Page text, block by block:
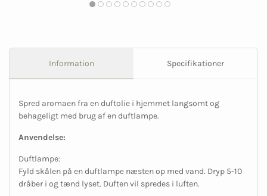
Information Specifikationer
Spred aromaen fra en duftolie i hjemmet langsomt og
behageligt med brug af en duftlampe.
Anvendelse:
Duftlampe:
Fyld skålen på en duftlampe næsten op med vand. Dryp 5-10
dråber i og tænd lyset. Duften vil spredes i luften.